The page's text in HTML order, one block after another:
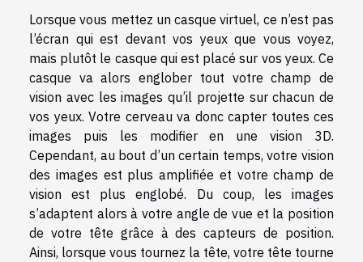
Lorsque vous mettez un casque virtuel, ce n’est pas
l’écran qui est devant vos yeux que vous voyez,
mais plutôt le casque qui est placé sur vos yeux. Ce
casque va alors englober tout votre champ de
vision avec les images qu’il projette sur chacun de
vos yeux. Votre cerveau va donc capter toutes ces
images puis les modifier en une vision 3D.
Cependant, au bout d’un certain temps, votre vision
des images est plus amplifiée et votre champ de
vision est plus englobé. Du coup, les images
s’adaptent alors à votre angle de vue et la position
de votre tête grâce à des capteurs de position.
Ainsi, lorsque vous tournez la tête, votre tête tourne